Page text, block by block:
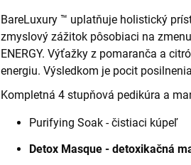
BareLuxury ™ uplatňuje holistický
zmyslový zážitok pôsobiaci na
ENERGY. Výťažky z pomaranča a
energiu. Výsledkom je pocit
Kompletná 4 stupňová pedikúra a
Purifying Soak - čistiaci kúpeľ
Detox Masque - detoxikačná